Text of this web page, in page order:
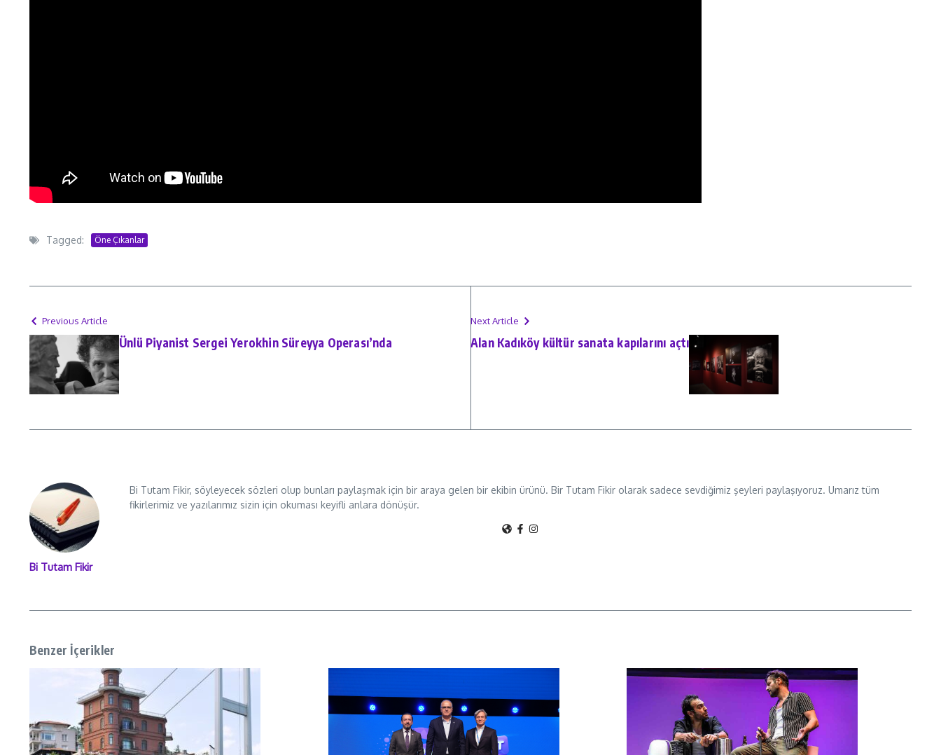
Tagged: Öne Çıkanlar
Previous Article
Ünlü Piyanist Sergei Yerokhin Süreyya Operası’nda
Next Article
Alan Kadıköy kültür sanata kapılarını açtı
Bi Tutam Fikir
Bi Tutam Fikir, söyleyecek sözleri olup bunları paylaşmak için bir araya gelen bir ekibin ürünü. Bir Tutam Fikir olarak sadece sevdiğimiz şeyleri paylaşıyoruz. Umarız tüm
fikirlerimiz ve yazılarımız sizin için okuması keyifli anlara dönüşür.
Benzer İçerikler